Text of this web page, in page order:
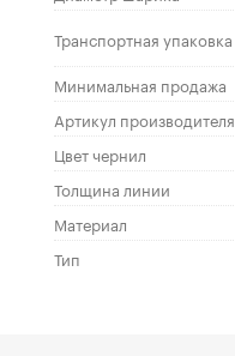
Транспортная упаковка
Минимальная продажа
Артикул производителя
Цвет чернил
Толщина линии
Материал
Тип